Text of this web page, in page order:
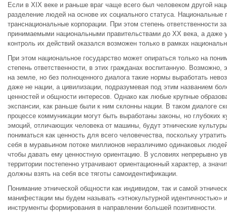
Если в ХIХ веке и раньше враг чаще всего был человеком другой
разделение людей на основе их социального статуса.
транснациональные корпорации. При этом степень
принимаемыми национальными правительствами до ХХ века, а даже
контроль их действий оказался возможен только в рамках
При этом национальное государство может опираться только на
степень ответственности, в этих гражданах воспитанную.
на земле, но без полноценного диалога такие нормы выработать
даже не нации, а цивилизации, подразумевая под этим названием
ценностей и общности интересов. Однако как любые крупные
экспансии, как раньше были к ним склонны нации. В таком диалоге
процессе коммуникации могут быть выработаны законы, но глубоких
эмоций, отличающих человека от машины, будут этнические
пониматься как ценность для всего человечества, поскольку
себя в муравьином потоке миллионов неразличимо одинаковых
чтобы давать ему ценностную ориентацию. В условиях непрерывно
территории постепенно утрачивают ориентационный характер, а
должны взять на себя все тяготы самоидентификации.
Понимание этнической общности как индивидом, так и самой
манифестации мы будем называть «этнокультурной
инструменты формирования в направлении большей позитивности.